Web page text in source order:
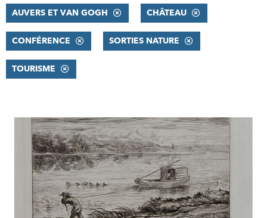
AUVERS ET VAN GOGH CHÂTEAU
CONFÉRENCE SORTIES NATURE
TOURISME
RÉSULTATS